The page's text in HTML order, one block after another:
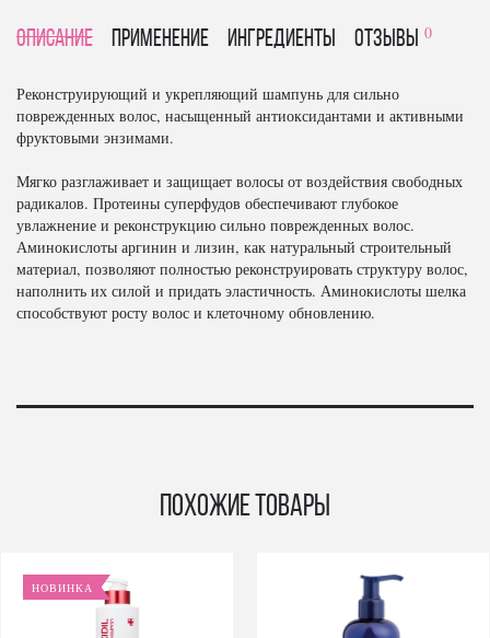
Описание Применение Ингредиенты отзывы 0
Реконструирующий и укрепляющий шампунь для сильно
поврежденных волос, насыщенный антиоксидантами и активными
фруктовыми энзимами.
Мягко разглаживает и защищает волосы от воздействия свободных
радикалов. Протеины суперфудов обеспечивают глубокое
увлажнение и реконструкцию сильно поврежденных волос.
Аминокислоты аргинин и лизин, как натуральный строительный
материал, позволяют полностью реконструировать структуру волос,
наполнить их силой и придать эластичность. Аминокислоты шелка
способствуют росту волос и клеточному обновлению.
Похожие товары
НОВИНКА